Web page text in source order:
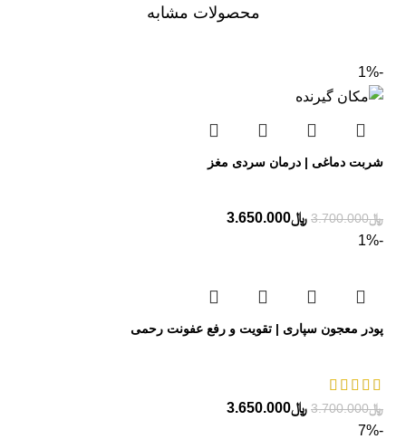
محصولات مشابه
-1%
شربت دماغی | درمان سردی مغز
﷼3.700.000 ﷼3.650.000
-1%
پودر معجون سپاری | تقویت و رفع عفونت رحمی
﷼3.700.000 ﷼3.650.000
-7%